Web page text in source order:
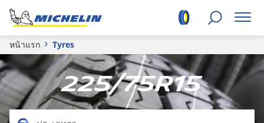
หน้าแรก Tyres
225/75R15